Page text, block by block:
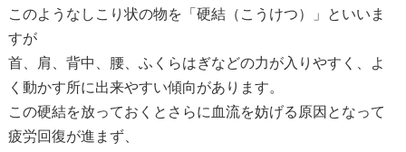
このようなしこり状の物を「硬結（こうけつ）」といいま
すが
首、肩、背中、腰、ふくらはぎなどの力が入りやすく、よ
く動かす所に出来やすい傾向があります。
この硬結を放っておくとさらに血流を妨げる原因となって
疲労回復が進まず、